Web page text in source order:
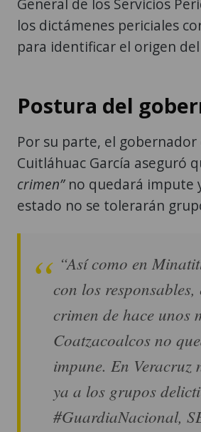
General de los Servicios
los dictámenes periciales
para identificar el origen del
Postura del
Por su parte, el
Cuitláhuac García aseguró
crimen”no quedará impute
estado no se tolerarán
“Así como en
con los
crimen de hace unos
Coatzacoalcos no
impune. En Veracruz
ya a los grupos
#GuardiaNacional,